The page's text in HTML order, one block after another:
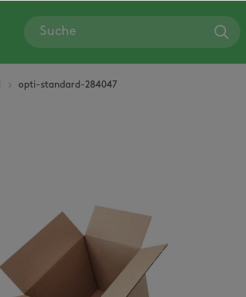
opti-standard-284047